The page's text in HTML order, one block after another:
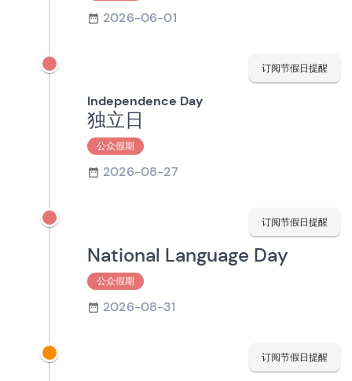
2026-06-01
订阅节假日提醒
Independence Day
独立日
公众假期
2026-08-27
订阅节假日提醒
National Language Day
公众假期
2026-08-31
订阅节假日提醒